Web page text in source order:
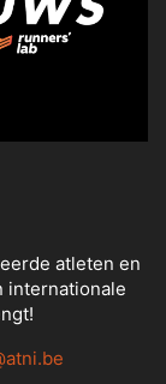
atleten en
internationale